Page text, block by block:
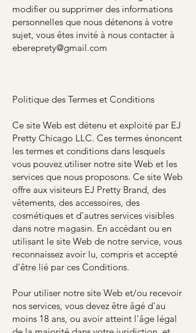
modifier ou supprimer des informations
personnelles que nous détenons à votre
sujet, vous êtes invité à nous contacter à
ebereprety@gmail.com
Politique des Termes et Conditions
Ce site Web est détenu et exploité par EJ
Pretty Chicago LLC. Ces termes énoncent
les termes et conditions dans lesquels
vous pouvez utiliser notre site Web et les
services que nous proposons. Ce site Web
offre aux visiteurs EJ Pretty Brand, des
vêtements, des accessoires, des
cosmétiques et d'autres services visibles
dans notre magasin. En accédant ou en
utilisant le site Web de notre service, vous
reconnaissez avoir lu, compris et accepté
d'être lié par ces Conditions.
Pour utiliser notre site Web et/ou recevoir
nos services, vous devez être âgé d'au
moins 18 ans, ou avoir atteint l'âge légal